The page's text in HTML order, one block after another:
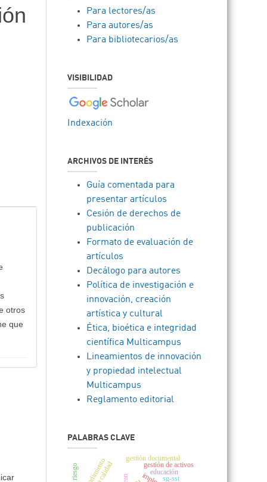
otros
que
Para lectores/as
Para autores/as
Para bibliotecarios/as
VISIBILIDAD
Indexación
ARCHIVOS DE INTERÉS
Guía comentada para
presentar artículos
Cesión de derechos de
publicación
Formato de evaluación de
artículos
Decálogo para autores
Política de investigación e
innovación, creación
artística y cultural
Ética, bioética e integridad
científica Multicampus
Lineamientos de innovación
y propiedad intelectual
Multicampus
Reglamento editorial
PALABRAS CLAVE
gestión de activos
gestión documental
lean
educación
rendimiento sg-sst